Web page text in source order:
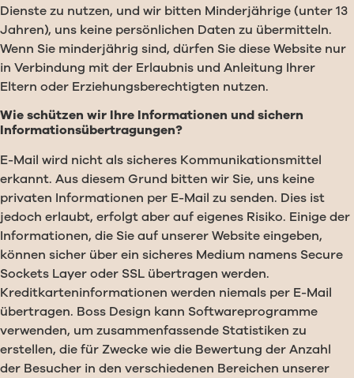
Dienste zu nutzen, und wir bitten Minderjährige (unter 13
Jahren), uns keine persönlichen Daten zu übermitteln.
Wenn Sie minderjährig sind, dürfen Sie diese Website nur
in Verbindung mit der Erlaubnis und Anleitung Ihrer
Eltern oder Erziehungsberechtigten nutzen.
Wie schützen wir Ihre Informationen und sichern
Informationsübertragungen?
E-Mail wird nicht als sicheres Kommunikationsmittel
erkannt. Aus diesem Grund bitten wir Sie, uns keine
privaten Informationen per E-Mail zu senden. Dies ist
jedoch erlaubt, erfolgt aber auf eigenes Risiko. Einige der
Informationen, die Sie auf unserer Website eingeben,
können sicher über ein sicheres Medium namens Secure
Sockets Layer oder SSL übertragen werden.
Kreditkarteninformationen werden niemals per E-Mail
übertragen. Boss Design kann Softwareprogramme
verwenden, um zusammenfassende Statistiken zu
erstellen, die für Zwecke wie die Bewertung der Anzahl
der Besucher in den verschiedenen Bereichen unserer